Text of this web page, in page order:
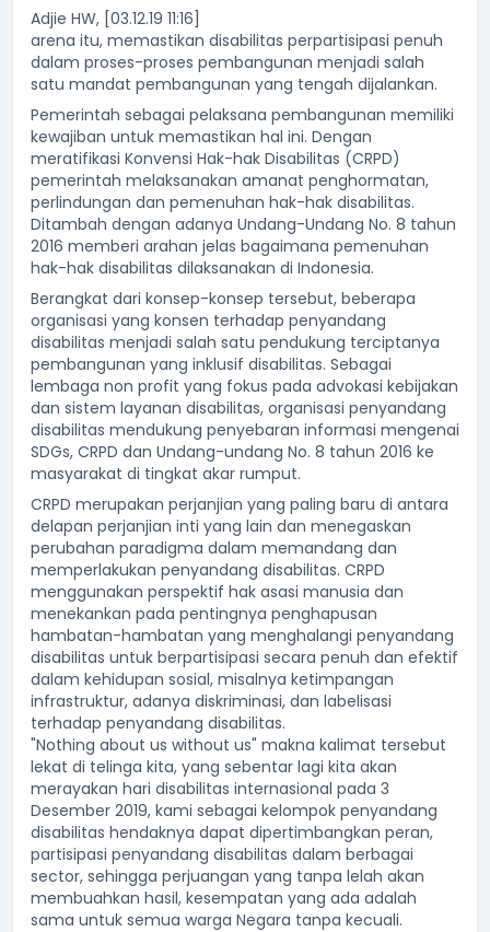
Adjie HW, [03.12.19 11:16]
arena itu, memastikan disabilitas perpartisipasi penuh
dalam proses-proses pembangunan menjadi salah
satu mandat pembangunan yang tengah dijalankan.
Pemerintah sebagai pelaksana pembangunan memiliki
kewajiban untuk memastikan hal ini. Dengan
meratifikasi Konvensi Hak-hak Disabilitas (CRPD)
pemerintah melaksanakan amanat penghormatan,
perlindungan dan pemenuhan hak-hak disabilitas.
Ditambah dengan adanya Undang-Undang No. 8 tahun
2016 memberi arahan jelas bagaimana pemenuhan
hak-hak disabilitas dilaksanakan di Indonesia.
Berangkat dari konsep-konsep tersebut, beberapa
organisasi yang konsen terhadap penyandang
disabilitas menjadi salah satu pendukung terciptanya
pembangunan yang inklusif disabilitas. Sebagai
lembaga non profit yang fokus pada advokasi kebijakan
dan sistem layanan disabilitas, organisasi penyandang
disabilitas mendukung penyebaran informasi mengenai
SDGs, CRPD dan Undang-undang No. 8 tahun 2016 ke
masyarakat di tingkat akar rumput.
CRPD merupakan perjanjian yang paling baru di antara
delapan perjanjian inti yang lain dan menegaskan
perubahan paradigma dalam memandang dan
memperlakukan penyandang disabilitas. CRPD
menggunakan perspektif hak asasi manusia dan
menekankan pada pentingnya penghapusan
hambatan-hambatan yang menghalangi penyandang
disabilitas untuk berpartisipasi secara penuh dan efektif
dalam kehidupan sosial, misalnya ketimpangan
infrastruktur, adanya diskriminasi, dan labelisasi
terhadap penyandang disabilitas.
"Nothing about us without us" makna kalimat tersebut
lekat di telinga kita, yang sebentar lagi kita akan
merayakan hari disabilitas internasional pada 3
Desember 2019, kami sebagai kelompok penyandang
disabilitas hendaknya dapat dipertimbangkan peran,
partisipasi penyandang disabilitas dalam berbagai
sector, sehingga perjuangan yang tanpa lelah akan
membuahkan hasil, kesempatan yang ada adalah
sama untuk semua warga Negara tanpa kecuali.